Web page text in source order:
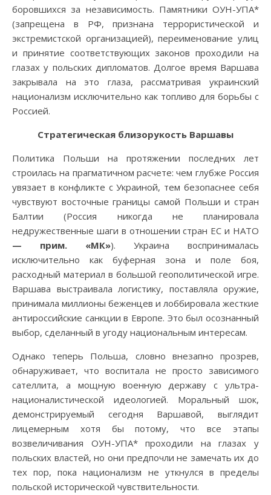
боровшихся за независимость. Памятники ОУН-УПА*
(запрещена в РФ, признана террористической и
экстремистской организацией), переименование улиц
и принятие соответствующих законов проходили на
глазах у польских дипломатов. Долгое время Варшава
закрывала на это глаза, рассматривая украинский
национализм исключительно как топливо для борьбы с
Россией.
Стратегическая близорукость Варшавы
Политика Польши на протяжении последних лет
строилась на прагматичном расчете: чем глубже Россия
увязает в конфликте с Украиной, тем безопаснее себя
чувствуют восточные границы самой Польши и стран
Балтии (Россия никогда не планировала
недружественные шаги в отношении стран ЕС и НАТО
— прим. «МК»). Украина воспринималась
исключительно как буферная зона и поле боя,
расходный материал в большой геополитической игре.
Варшава выстраивала логистику, поставляла оружие,
принимала миллионы беженцев и лоббировала жесткие
антироссийские санкции в Европе. Это был осознанный
выбор, сделанный в угоду национальным интересам.
Однако теперь Польша, словно внезапно прозрев,
обнаруживает, что воспитала не просто зависимого
сателлита, а мощную военную державу с ультра-
националистической идеологией. Моральный шок,
демонстрируемый сегодня Варшавой, выглядит
лицемерным хотя бы потому, что все этапы
возвеличивания ОУН-УПА* проходили на глазах у
польских властей, но они предпочли не замечать их до
тех пор, пока национализм не уткнулся в пределы
польской исторической чувствительности.